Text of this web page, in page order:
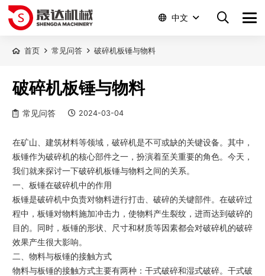
中文
首页 常见问答 破碎机板锤与物料
破碎机板锤与物料
常见问答 2024-03-04
在矿山、建筑材料等领域，破碎机是不可或缺的关键设备。其中，
板锤作为破碎机的核心部件之一，扮演着至关重要的角色。今天，
我们就来探讨一下破碎机板锤与物料之间的关系。
一、板锤在破碎机中的作用
板锤是破碎机中负责对物料进行打击、破碎的关键部件。在破碎过
程中，板锤对物料施加冲击力，使物料产生裂纹，进而达到破碎的
目的。同时，板锤的形状、尺寸和材质等因素都会对破碎机的破碎
效果产生很大影响。
二、物料与板锤的接触方式
物料与板锤的接触方式主要有两种：干式破碎和湿式破碎。干式破